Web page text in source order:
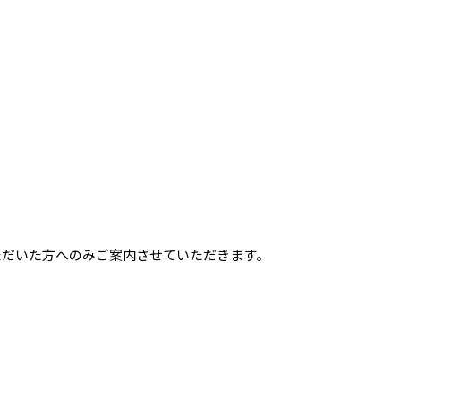
いた方へのみご案内させていただきます。